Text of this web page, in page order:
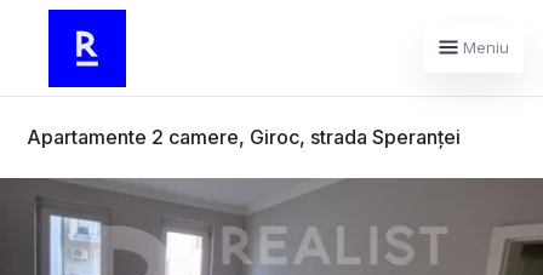
Meniu
Apartamente 2 camere, Giroc, strada Speranței